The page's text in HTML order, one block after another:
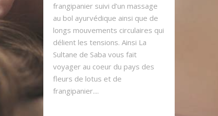
frangipanier suivi d’un massage
au bol ayurvédique ainsi que de
longs mouvements circulaires qui
délient les tensions. Ainsi La
Sultane de Saba vous fait
voyager au coeur du pays des
fleurs de lotus et de
frangipanier....